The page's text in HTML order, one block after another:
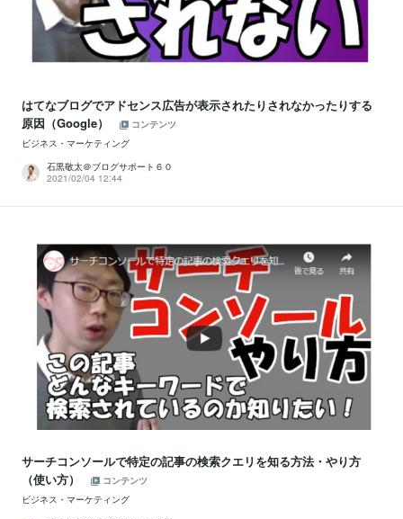
はてなブログでアドセンス広告が表示されたりされなかったりする
原因（Google）
コンテンツ
ビジネス・マーケティング
石黒敬太＠ブログサポート６０
2021/02/04 12:44
サーチコンソールで特定の記事の検索クエリを知る方法・やり方
（使い方）
コンテンツ
ビジネス・マーケティング